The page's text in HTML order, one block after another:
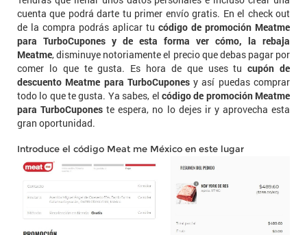
cuenta que podrá darte tu primer envío gratis. En el check out
de la compra podrás aplicar tu código de promoción Meatme
para TurboCupones y de esta forma ver cómo, la rebaja
Meatme, disminuye notoriamente el precio que debas pagar por
comer lo que te gusta. Es hora de que uses tucupón de
descuento Meatme para TurboCuponesy así puedas comprar
todo lo que te gusta. Ya sabes, el código de promoción Meatme
para TurboCupones te espera, no lo dejes ir y aprovecha esta
gran oportunidad.
Introduce el código Meat me México en este lugar